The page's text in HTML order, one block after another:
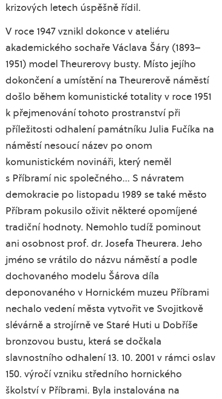
krizových letech úspěšně řídil.
V roce 1947 vznikl dokonce v ateliéru
akademického sochaře Václava Šáry (1893–
1951) model Theurerovy busty. Místo jejího
dokončení a umístění na Theurerově náměstí
došlo během komunistické totality v roce 1951
k přejmenování tohoto prostranství při
příležitosti odhalení památníku Julia Fučíka na
náměstí nesoucí název po onom
komunistickém novináři, který neměl
s Příbramí nic společného… S návratem
demokracie po listopadu 1989 se také město
Příbram pokusilo oživit některé opomíjené
tradiční hodnoty. Nemohlo tudíž pominout
ani osobnost prof. dr. Josefa Theurera. Jeho
jméno se vrátilo do názvu náměstí a podle
dochovaného modelu Šárova díla
deponovaného v Hornickém muzeu Příbrami
nechalo vedení města vytvořit ve Svojitkově
slévárně a strojírně ve Staré Huti u Dobříše
bronzovou bustu, která se dočkala
slavnostního odhalení 13. 10. 2001 v rámci oslav
150. výročí vzniku středního hornického
školství v Příbrami. Byla instalována na